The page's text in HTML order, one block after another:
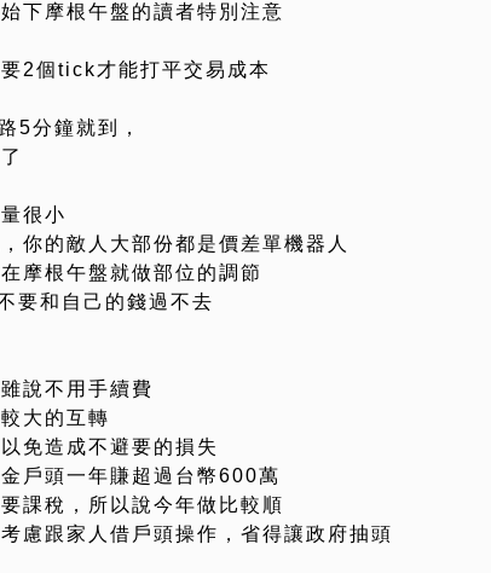
下摩根午盤的讀者特別注意
2個tick才能打平交易成本
5分鐘就到，
很小
你的敵人大部份都是價差單機器人
摩根午盤就做部位的調節
要和自己的錢過不去
說不用手續費
大的互轉
免造成不避要的損失
戶頭一年賺超過台幣600萬
課稅，所以說今年做比較順
慮跟家人借戶頭操作，省得讓政府抽頭